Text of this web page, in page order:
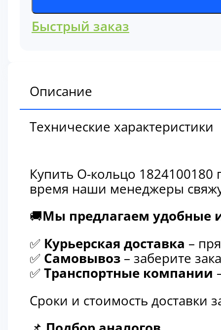
кольцо
1824100180
Быстрый заказ
Описание
Технические характеристики
Купить О-кольцо
время наши менеджеры
🚚Мы предлагаем удобные
✅ Курьерская доставка –
✅ Самовывоз – заберите
✅ Транспортные компании
Сроки и стоимость доставки